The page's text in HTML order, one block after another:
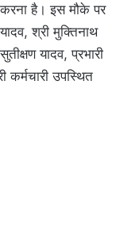
करना है। इस मौके पर
श्री मुक्तिनाथ
यादव, प्रभारी
कर्मचारी उपस्थित